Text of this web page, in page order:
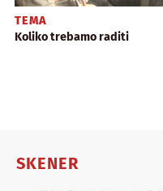
TEMA
Koliko trebamo raditi
SKENER